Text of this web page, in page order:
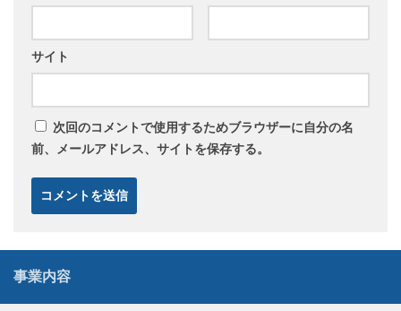
サイト
次回のコメントで使用するためブラウザーに自分の名
前、メールアドレス、サイトを保存する。
事業内容